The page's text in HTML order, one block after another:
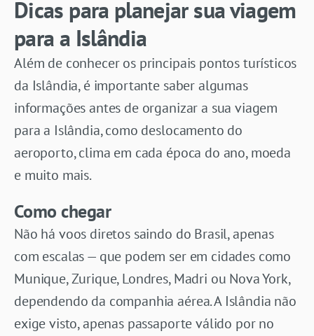
Dicas para planejar sua viagem
para a Islândia
Além de conhecer os principais pontos turísticos
da Islândia, é importante saber algumas
informações antes de organizar a sua viagem
para a Islândia, como deslocamento do
aeroporto, clima em cada época do ano, moeda
e muito mais.
Como chegar
Não há voos diretos saindo do Brasil, apenas
com escalas — que podem ser em cidades como
Munique, Zurique, Londres, Madri ou Nova York,
dependendo da companhia aérea. A Islândia não
exige visto, apenas passaporte válido por no